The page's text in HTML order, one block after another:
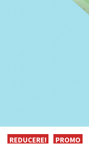
REDUCERE! PROMO